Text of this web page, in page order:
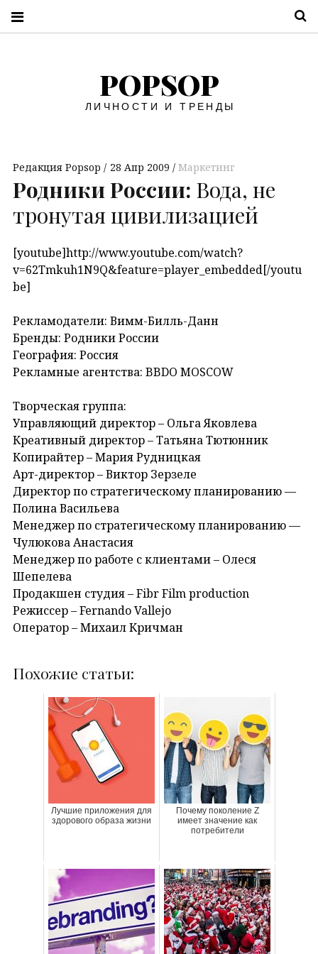
POPSOP
ЛИЧНОСТИ И ТРЕНДЫ
Редакция Popsop 28 Апр 2009 Маркетинг
Родники России: Вода, не
тронутая цивилизацией
[youtube]http://www.youtube.com/watch?
v=62Tmkuh1N9Q&feature=player_embedded[/youtu
be]
Рекламодатели: Вимм-Билль-Данн
Бренды: Родники России
География: Россия
Рекламные агентства: BBDO MOSCOW
Творческая группа:
Управляющий директор – Ольга Яковлева
Креативный директор – Татьяна Тютюнник
Копирайтер – Мария Рудницкая
Арт-директор – Виктор Зерзеле
Директор по стратегическому планированию —
Полина Васильева
Менеджер по стратегическому планированию —
Чулюкова Анастасия
Менеджер по работе с клиентами – Олеся
Шепелева
Продакшен студия – Fibr Film production
Режиссер – Fernando Vallejo
Оператор – Михаил Кричман
Похожие статьи:
Лучшие приложения для
здорового образа жизни
Почему поколение Z
имеет значение как
потребители